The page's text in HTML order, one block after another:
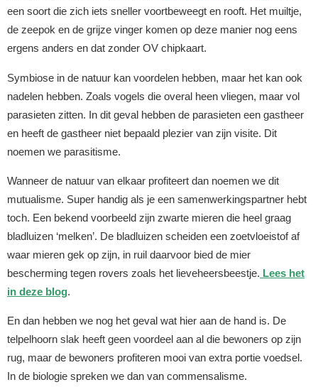
een soort die zich iets sneller voortbeweegt en rooft. Het muiltje,
de zeepok en de grijze vinger komen op deze manier nog eens
ergens anders en dat zonder OV chipkaart.
Symbiose in de natuur kan voordelen hebben, maar het kan ook
nadelen hebben. Zoals vogels die overal heen vliegen, maar vol
parasieten zitten. In dit geval hebben de parasieten een gastheer
en heeft de gastheer niet bepaald plezier van zijn visite. Dit
noemen we parasitisme.
Wanneer de natuur van elkaar profiteert dan noemen we dit
mutualisme. Super handig als je een samenwerkingspartner hebt
toch. Een bekend voorbeeld zijn zwarte mieren die heel graag
bladluizen ‘melken’. De bladluizen scheiden een zoetvloeistof af
waar mieren gek op zijn, in ruil daarvoor bied de mier
bescherming tegen rovers zoals het lieveheersbeestje. Lees het
in deze blog.
En dan hebben we nog het geval wat hier aan de hand is. De
telpelhoorn slak heeft geen voordeel aan al die bewoners op zijn
rug, maar de bewoners profiteren mooi van extra portie voedsel.
In de biologie spreken we dan van commensalisme.